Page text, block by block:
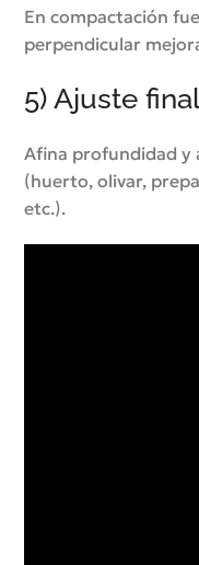
En compactación
perpendicular
5) Ajuste
Afina profundidad y
(huerto, olivar,
etc.).